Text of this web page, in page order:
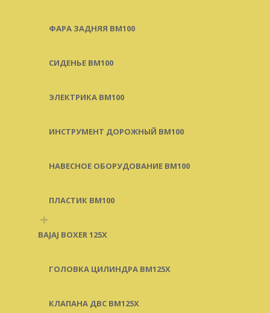
ФАРА ЗАДНЯЯ BM100
СИДЕНЬЕ BM100
ЭЛЕКТРИКА BM100
ИНСТРУМЕНТ ДОРОЖНЫЙ BM100
НАВЕСНОЕ ОБОРУДОВАНИЕ BM100
ПЛАСТИК BM100
+
BAJAJ BOXER 125X
ГОЛОВКА ЦИЛИНДРА BM125X
КЛАПАНА ДВС BM125X